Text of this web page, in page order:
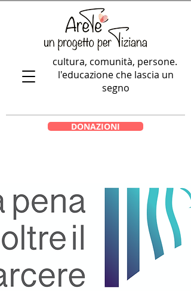
cultura, comunità, persone.
l'educazione che lascia un
segno
DONAZIONI